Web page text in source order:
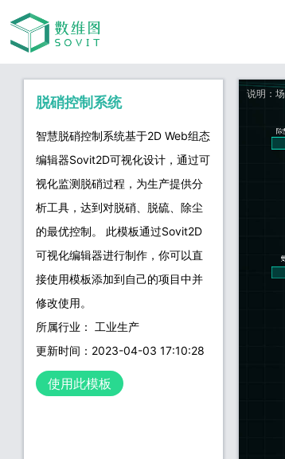
脱硝控制系统
智慧脱硝控制系统基于2D Web组态
编辑器Sovit2D可视化设计，通过可
视化监测脱硝过程，为生产提供分
析工具，达到对脱硝、脱硫、除尘
的最优控制。 此模板通过Sovit2D
可视化编辑器进行制作，你可以直
接使用模板添加到自己的项目中并
修改使用。
所属行业： 工业生产
更新时间：2023-04-03 17:10:28
使用此模板